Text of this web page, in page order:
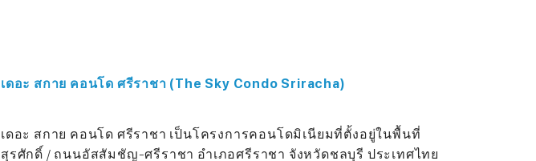
เดอะ สกาย คอนโด ศรีราชา (The Sky Condo Sriracha)
เดอะ สกาย คอนโด ศรีราชา เป็นโครงการคอนโดมิเนียมที่ตั้งอยู่ในพื้นที่
สุรศักดิ์ / ถนนอัสสัมชัญ-ศรีราชา อำเภอศรีราชา จังหวัดชลบุรี ประเทศไทย